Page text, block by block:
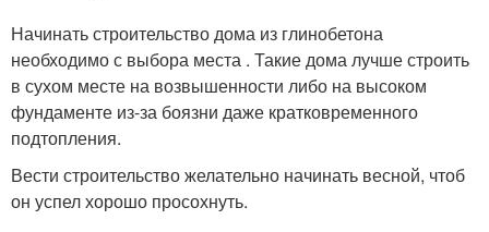
Начинать строительство дома из глинобетона
необходимо с выбора места . Такие дома лучше строить
в сухом месте на возвышенности либо на высоком
фундаменте из-за боязни даже кратковременного
подтопления.
Вести строительство желательно начинать весной, чтоб
он успел хорошо просохнуть.